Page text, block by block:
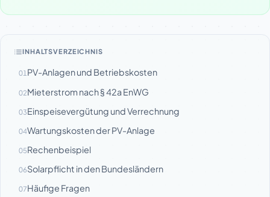
INHALTSVERZEICHNIS
01PV-Anlagen und Betriebskosten
02Mieterstrom nach § 42a EnWG
03Einspeisevergütung und Verrechnung
04Wartungskosten der PV-Anlage
05Rechenbeispiel
06Solarpflicht in den Bundesländern
07Häufige Fragen